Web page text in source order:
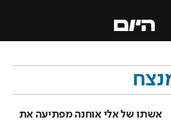
אשתו של אלי אוחנה מפתיעה את